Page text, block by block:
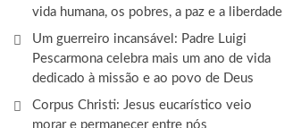
vida humana, os pobres, a paz e a liberdade
Um guerreiro incansável: Padre Luigi
Pescarmona celebra mais um ano de vida
dedicado à missão e ao povo de Deus
Corpus Christi: Jesus eucarístico veio
morar e permanecer entre nós